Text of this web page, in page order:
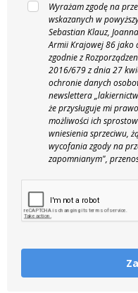
Wyrażam zgodę na
wskazanych w
Sebastian Klauz,
Armii Krajowej 86 jako
zgodnie z
2016/679 z dnia 27
ochronie danych
newslettera
że przysługuje mi
możliwości ich
wniesienia sprzeciwu,
wycofania zgody na
zapomnianym",